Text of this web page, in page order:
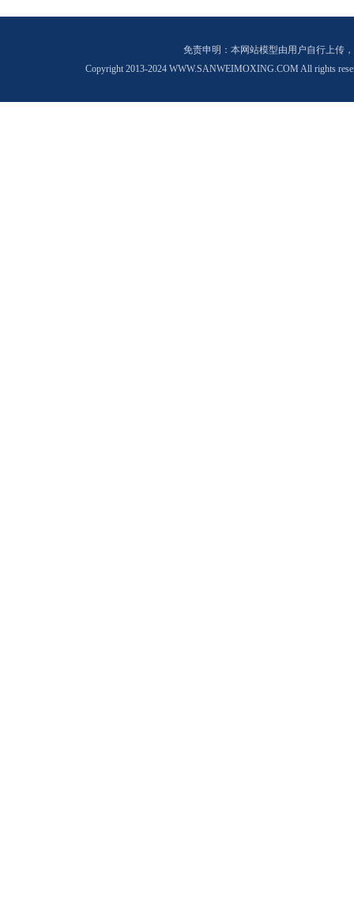
免责申明：本网站模型由用户自行上传
Copyright 2013-2024 WWW.SANWEIMOXING.COM All rights